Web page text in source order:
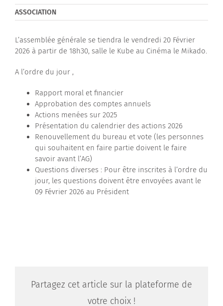
Pédagogie
Voyages
Contactez-nous
ASSOCIATION
L’assemblée générale se tiendra le vendredi 20 Février
2026 à partir de 18h30, salle le Kube au Cinéma le Mikado.
A l’ordre du jour ,
Rapport moral et financier
Approbation des comptes annuels
Actions menées sur 2025
Présentation du calendrier des actions 2026
Renouvellement du bureau et vote (les personnes
qui souhaitent en faire partie doivent le faire
savoir avant l’AG)
Questions diverses : Pour être inscrites à l’ordre du
jour, les questions doivent être envoyées avant le
09 Février 2026 au Président
Partagez cet article sur la plateforme de
votre choix !